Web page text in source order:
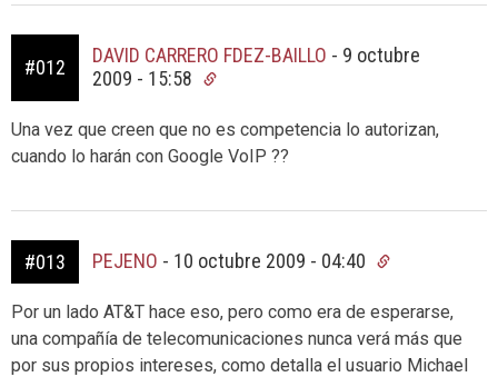
#012
DAVID CARRERO FDEZ-BAILLO - 9 octubre
2009 - 15:58
Una vez que creen que no es competencia lo autorizan,
cuando lo harán con Google VoIP ??
#013 PEJENO - 10 octubre 2009 - 04:40
Por un lado AT&T hace eso, pero como era de esperarse,
una compañía de telecomunicaciones nunca verá más que
por sus propios intereses, como detalla el usuario Michael